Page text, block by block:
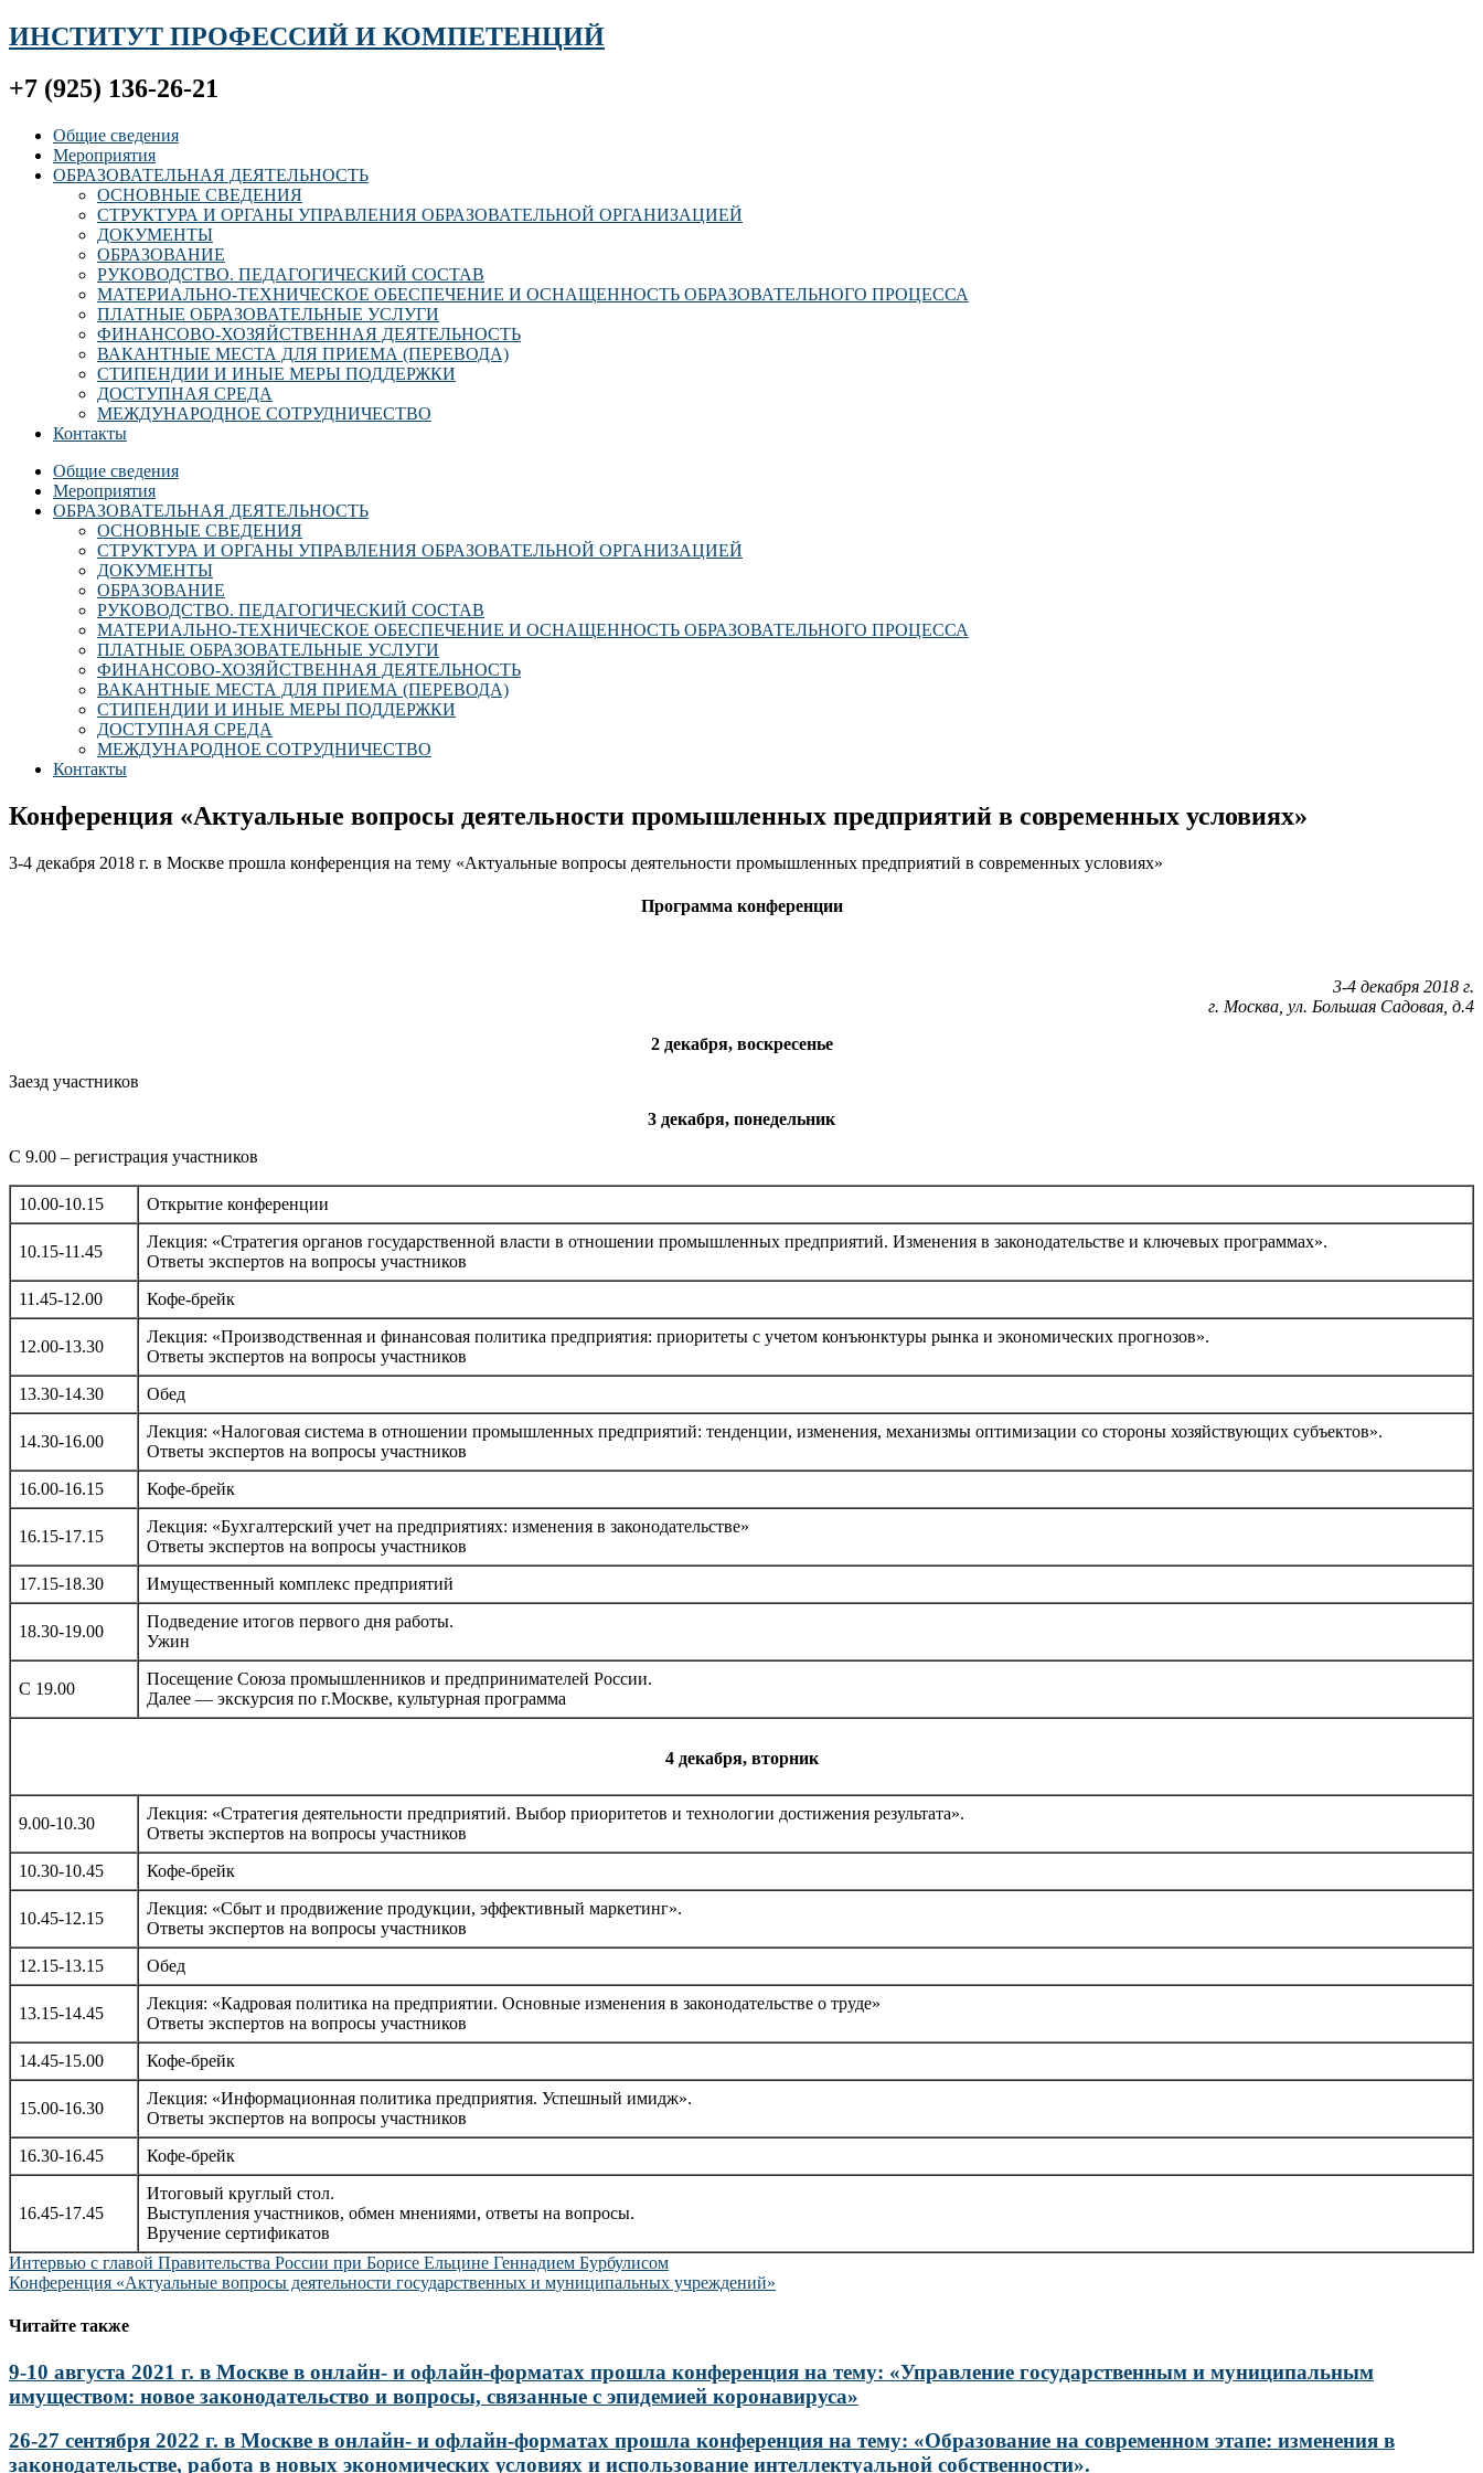
ИНСТИТУТ ПРОФЕССИЙ И КОМПЕТЕНЦИЙ
+7 (925) 136-26-21
Общие сведения
Мероприятия
ОБРАЗОВАТЕЛЬНАЯ ДЕЯТЕЛЬНОСТЬ
ОСНОВНЫЕ СВЕДЕНИЯ
СТРУКТУРА И ОРГАНЫ УПРАВЛЕНИЯ ОБРАЗОВАТЕЛЬНОЙ ОРГАНИЗАЦИЕЙ
ДОКУМЕНТЫ
ОБРАЗОВАНИЕ
РУКОВОДСТВО. ПЕДАГОГИЧЕСКИЙ СОСТАВ
МАТЕРИАЛЬНО-ТЕХНИЧЕСКОЕ ОБЕСПЕЧЕНИЕ И ОСНАЩЕННОСТЬ ОБРАЗОВАТЕЛЬНОГО ПРОЦЕССА
ПЛАТНЫЕ ОБРАЗОВАТЕЛЬНЫЕ УСЛУГИ
ФИНАНСОВО-ХОЗЯЙСТВЕННАЯ ДЕЯТЕЛЬНОСТЬ
ВАКАНТНЫЕ МЕСТА ДЛЯ ПРИЕМА (ПЕРЕВОДА)
СТИПЕНДИИ И ИНЫЕ МЕРЫ ПОДДЕРЖКИ
ДОСТУПНАЯ СРЕДА
МЕЖДУНАРОДНОЕ СОТРУДНИЧЕСТВО
Контакты
Общие сведения
Мероприятия
ОБРАЗОВАТЕЛЬНАЯ ДЕЯТЕЛЬНОСТЬ
ОСНОВНЫЕ СВЕДЕНИЯ
СТРУКТУРА И ОРГАНЫ УПРАВЛЕНИЯ ОБРАЗОВАТЕЛЬНОЙ ОРГАНИЗАЦИЕЙ
ДОКУМЕНТЫ
ОБРАЗОВАНИЕ
РУКОВОДСТВО. ПЕДАГОГИЧЕСКИЙ СОСТАВ
МАТЕРИАЛЬНО-ТЕХНИЧЕСКОЕ ОБЕСПЕЧЕНИЕ И ОСНАЩЕННОСТЬ ОБРАЗОВАТЕЛЬНОГО ПРОЦЕССА
ПЛАТНЫЕ ОБРАЗОВАТЕЛЬНЫЕ УСЛУГИ
ФИНАНСОВО-ХОЗЯЙСТВЕННАЯ ДЕЯТЕЛЬНОСТЬ
ВАКАНТНЫЕ МЕСТА ДЛЯ ПРИЕМА (ПЕРЕВОДА)
СТИПЕНДИИ И ИНЫЕ МЕРЫ ПОДДЕРЖКИ
ДОСТУПНАЯ СРЕДА
МЕЖДУНАРОДНОЕ СОТРУДНИЧЕСТВО
Контакты
Конференция «Актуальные вопросы деятельности промышленных предприятий в современных условиях»
3-4 декабря 2018 г. в Москве прошла конференция на тему «Актуальные вопросы деятельности промышленных предприятий в современных условиях»
Программа конференции
3-4 декабря 2018 г.
г. Москва, ул. Большая Садовая, д.4
2 декабря, воскресенье
Заезд участников
3 декабря, понедельник
С 9.00 – регистрация участников
10.00-10.15 Открытие конференции
10.15-11.45
Лекция: «Стратегия органов государственной власти в отношении промышленных предприятий. Изменения в законодательстве и ключевых программах».
Ответы экспертов на вопросы участников
11.45-12.00
Кофе-брейк
12.00-13.30
Лекция: «Производственная и финансовая политика предприятия: приоритеты с учетом конъюнктуры рынка и экономических прогнозов».
Ответы экспертов на вопросы участников
13.30-14.30
Обед
14.30-16.00
Лекция: «Налоговая система в отношении промышленных предприятий: тенденции, изменения, механизмы оптимизации со стороны хозяйствующих субъектов».
Ответы экспертов на вопросы участников
16.00-16.15
Кофе-брейк
16.15-17.15
Лекция: «Бухгалтерский учет на предприятиях: изменения в законодательстве»
Ответы экспертов на вопросы участников
17.15-18.30
Имущественный комплекс предприятий
18.30-19.00
Подведение итогов первого дня работы.
Ужин
С 19.00
Посещение Союза промышленников и предпринимателей России.
Далее — экскурсия по г.Москве, культурная программа
4 декабря, вторник
9.00-10.30
Лекция: «Стратегия деятельности предприятий. Выбор приоритетов и технологии достижения результата».
Ответы экспертов на вопросы участников
10.30-10.45
Кофе-брейк
10.45-12.15
Лекция: «Сбыт и продвижение продукции, эффективный маркетинг».
Ответы экспертов на вопросы участников
12.15-13.15
Обед
13.15-14.45
Лекция: «Кадровая политика на предприятии. Основные изменения в законодательстве о труде»
Ответы экспертов на вопросы участников
14.45-15.00
Кофе-брейк
15.00-16.30
Лекция: «Информационная политика предприятия. Успешный имидж».
Ответы экспертов на вопросы участников
16.30-16.45
Кофе-брейк
16.45-17.45
Итоговый круглый стол.
Выступления участников, обмен мнениями, ответы на вопросы.
Вручение сертификатов
Навигация
по
записям
Интервью с главой Правительства России при Борисе Ельцине Геннадием Бурбулисом
Конференция «Актуальные вопросы деятельности государственных и муниципальных учреждений»
Читайте также
9-10 августа 2021 г. в Москве в онлайн- и офлайн-форматах прошла конференция на тему: «Управление государственным и муниципальным
имуществом: новое законодательство и вопросы, связанные с эпидемией коронавируса»
26-27 сентября 2022 г. в Москве в онлайн- и офлайн-форматах прошла конференция на тему: «Образование на современном этапе: изменения в
законодательстве, работа в новых экономических условиях и использование интеллектуальной собственности».